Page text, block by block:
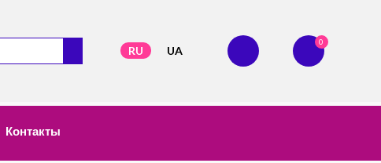
RU UA
0
Контакты